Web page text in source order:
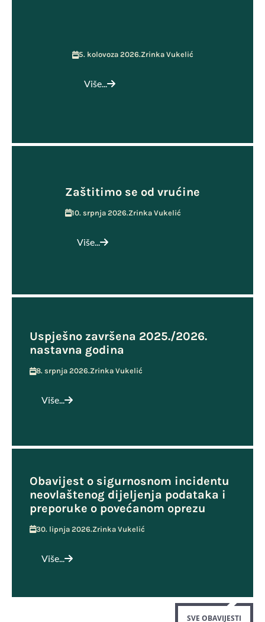
5. kolovoza 2026.Zrinka Vukelić
Više...
Zaštitimo se od vrućine
10. srpnja 2026.Zrinka Vukelić
Više...
Uspješno završena 2025./2026.
nastavna godina
8. srpnja 2026.Zrinka Vukelić
Više...
Obavijest o sigurnosnom incidentu
neovlaštenog dijeljenja podataka i
preporuke o povećanom oprezu
30. lipnja 2026.Zrinka Vukelić
Više...
SVE OBAVIJESTI